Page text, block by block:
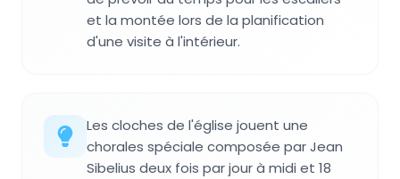
et la montée lors de la planification
d'une visite à l'intérieur.
Les cloches de l'église jouent une
chorales spéciale composée par Jean
Sibelius deux fois par jour à midi et 18